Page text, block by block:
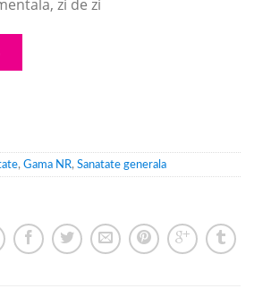
zi de zi
, Gama NR, Sanatate generala